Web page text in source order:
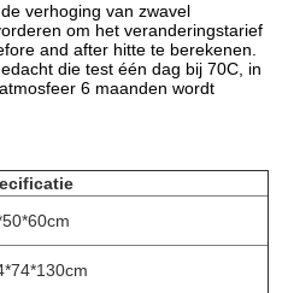
verhoging van zwavel
om het veranderingstarief
and after hitte te berekenen.
die test één dag bij 70C, in
6 maanden wordt